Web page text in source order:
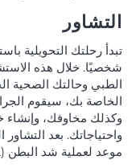
التشاور
تبدأ رحلتك التحويلية
شخصيًا. خلال هذه
الخاصة بك، سيقوم
وكذلك مخاوفك،
واحتياجاتك. بعد
موعد لعملية شد البطن (BBL).